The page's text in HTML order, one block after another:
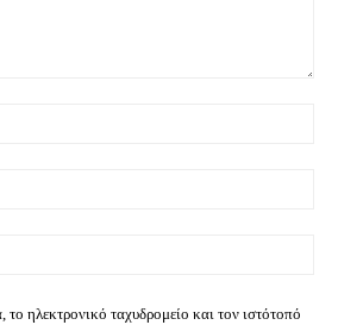
ηλεκτρονικό ταχυδρομείο και τον ιστότοπό